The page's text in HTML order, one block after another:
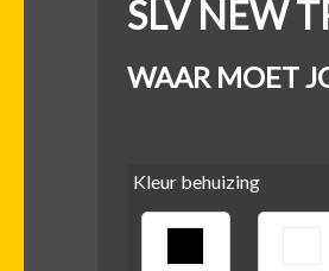
SLV NEW
WAAR MOET
Kleur behuizing